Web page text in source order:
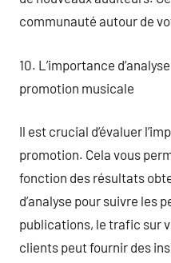
communauté autour de
10. L’importance
promotion musicale
Il est crucial d’évaluer
promotion. Cela vous
fonction des résultats
d’analyse pour suivre les
publications, le trafic sur
clients peut fournir des